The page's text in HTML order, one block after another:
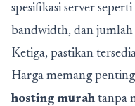
spesifikasi server
bandwidth, dan
Ketiga, pastikan
Harga memang
hosting murah tanpa